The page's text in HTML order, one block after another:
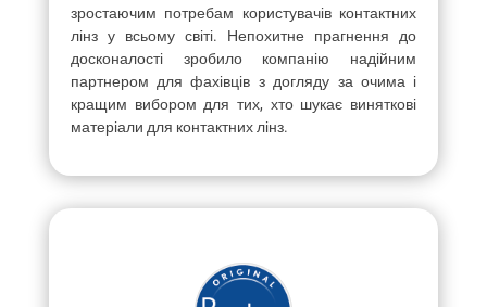
зростаючим потребам користувачів контактних
лінз у всьому світі. Непохитне прагнення до
досконалості зробило компанію надійним
партнером для фахівців з догляду за очима і
кращим вибором для тих, хто шукає виняткові
матеріали для контактних лінз.